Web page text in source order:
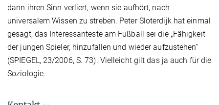
dann ihren Sinn verliert, wenn sie aufhört, nach
universalem Wissen zu streben. Peter Sloterdijk hat einmal
gesagt, das Interessanteste am Fußball sei die „Fähigkeit
der jungen Spieler, hinzufallen und wieder aufzustehen“
(SPIEGEL, 23/2006, S. 73). Vielleicht gilt das ja auch für die
Soziologie.